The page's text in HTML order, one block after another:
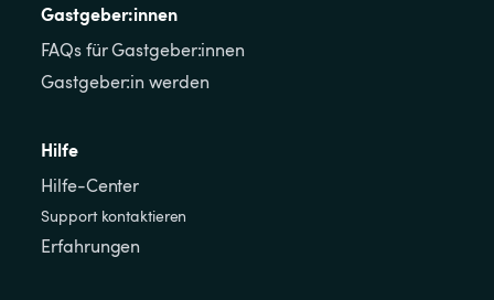
Gastgeber:innen
FAQs für Gastgeber:innen
Gastgeber:in werden
Hilfe
Hilfe-Center
Support kontaktieren
Erfahrungen